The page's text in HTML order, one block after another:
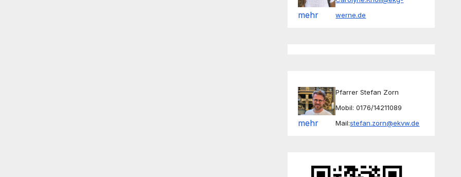
mehr
werne.de
mehr
Pfarrer Stefan Zorn
Mobil: 0176/14211089
Mail:stefan.zorn@ekvw.de